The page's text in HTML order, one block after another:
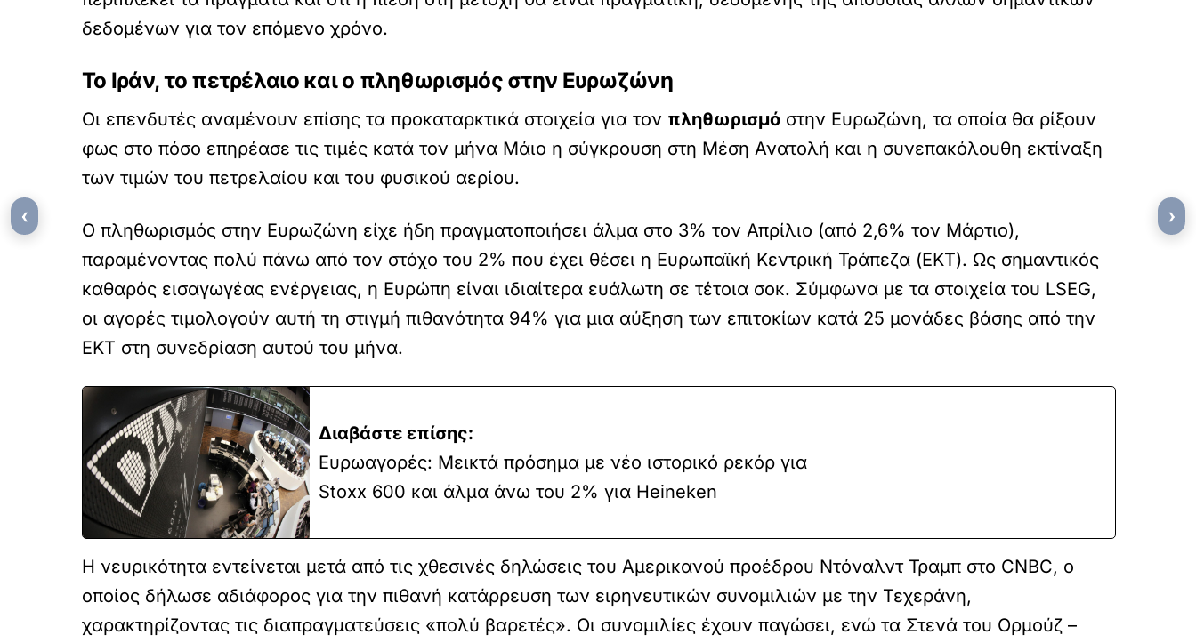
δεδομένων για τον επόμενο χρόνο.
Το Ιράν, το πετρέλαιο και ο πληθωρισμός στην Ευρωζώνη
Οι επενδυτές αναμένουν επίσης τα προκαταρκτικά στοιχεία για τον πληθωρισμό στην Ευρωζώνη, τα οποία θα ρίξουν
φως στο πόσο επηρέασε τις τιμές κατά τον μήνα Μάιο η σύγκρουση στη Μέση Ανατολή και η συνεπακόλουθη εκτίναξη
των τιμών του πετρελαίου και του φυσικού αερίου.
Ο πληθωρισμός στην Ευρωζώνη είχε ήδη πραγματοποιήσει άλμα στο 3% τον Απρίλιο (από 2,6% τον Μάρτιο),
παραμένοντας πολύ πάνω από τον στόχο του 2% που έχει θέσει η Ευρωπαϊκή Κεντρική Τράπεζα (ΕΚΤ). Ως σημαντικός
καθαρός εισαγωγέας ενέργειας, η Ευρώπη είναι ιδιαίτερα ευάλωτη σε τέτοια σοκ. Σύμφωνα με τα στοιχεία του LSEG,
οι αγορές τιμολογούν αυτή τη στιγμή πιθανότητα 94% για μια αύξηση των επιτοκίων κατά 25 μονάδες βάσης από την
ΕΚΤ στη συνεδρίαση αυτού του μήνα.
Διαβάστε επίσης:
Ευρωαγορές: Μεικτά πρόσημα με νέο ιστορικό ρεκόρ για
Stoxx 600 και άλμα άνω του 2% για Heineken
Η νευρικότητα εντείνεται μετά από τις χθεσινές δηλώσεις του Αμερικανού προέδρου Ντόναλντ Τραμπ στο CNBC, ο
οποίος δήλωσε αδιάφορος για την πιθανή κατάρρευση των ειρηνευτικών συνομιλιών με την Τεχεράνη,
χαρακτηρίζοντας τις διαπραγματεύσεις «πολύ βαρετές». Οι συνομιλίες έχουν παγώσει, ενώ τα Στενά του Ορμούζ –
‹ ›